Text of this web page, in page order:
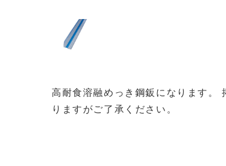
高耐食溶融めっき鋼鈑になります。
りますがご了承ください。